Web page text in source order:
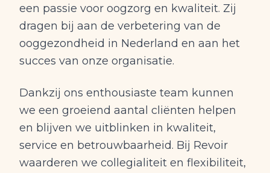
een passie voor oogzorg en kwaliteit. Zij
dragen bij aan de verbetering van de
ooggezondheid in Nederland en aan het
succes van onze organisatie.
Dankzij ons enthousiaste team kunnen
we een groeiend aantal cliënten helpen
en blijven we uitblinken in kwaliteit,
service en betrouwbaarheid. Bij Revoir
waarderen we collegialiteit en flexibiliteit,